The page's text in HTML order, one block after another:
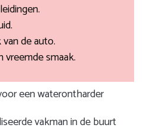
de auto.
vreemde smaak.
een waterontharder
vakman in de buurt